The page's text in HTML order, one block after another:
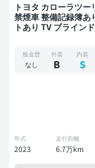
トヨタ カローラツ
禁煙車 整備記録簿あ
トあり TV ブライン
板金歴
なし
外装
B
内装
S
年式
2023
走行距離
6.7万km